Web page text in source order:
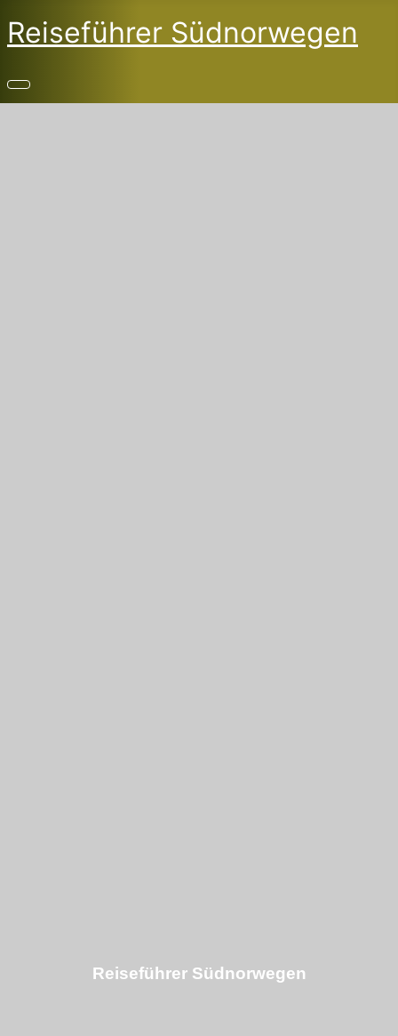
Reiseführer Südnorwegen
Reiseführer Südnorwegen